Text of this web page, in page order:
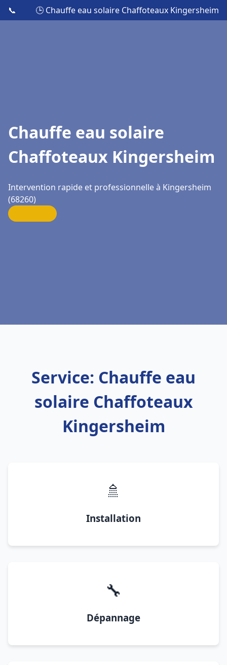
📞 🕒 Chauffe eau solaire Chaffoteaux Kingersheim
Chauffe eau solaire
Chaffoteaux Kingersheim
Intervention rapide et professionnelle à Kingersheim
(68260)
Service: Chauffe eau
solaire Chaffoteaux
Kingersheim
🚿
Installation
🔧
Dépannage